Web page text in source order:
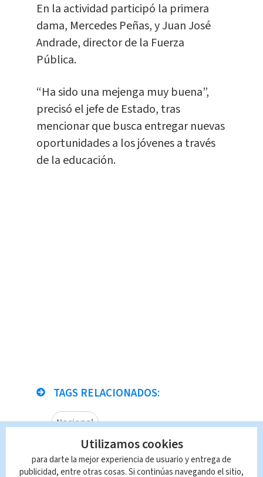
En la actividad participó la primera
dama, Mercedes Peñas, y Juan José
Andrade, director de la Fuerza
Pública.
“Ha sido una mejenga muy buena”,
precisó el jefe de Estado, tras
mencionar que busca entregar nuevas
oportunidades a los jóvenes a través
de la educación.
TAGS RELACIONADOS:
Nacional
Queda prohibida la reproducción total o
parcial del contenido de esta página, mismo
Utilizamos cookies
para darte la mejor experiencia de usuario y entrega de
publicidad, entre otras cosas. Si continúas navegando el sitio,